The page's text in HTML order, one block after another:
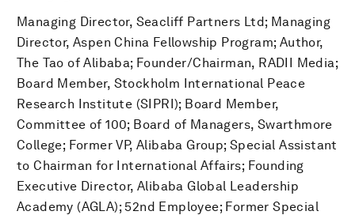
Managing Director, Seacliff Partners Ltd; Managing
Director, Aspen China Fellowship Program; Author,
The Tao of Alibaba; Founder/Chairman, RADII Media;
Board Member, Stockholm International Peace
Research Institute (SIPRI); Board Member,
Committee of 100; Board of Managers, Swarthmore
College; Former VP, Alibaba Group; Special Assistant
to Chairman for International Affairs; Founding
Executive Director, Alibaba Global Leadership
Academy (AGLA); 52nd Employee; Former Special